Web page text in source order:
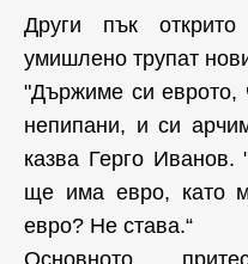
Други пък открито
умишлено трупат
"Държиме си еврото,
непипани, и си
казва Герго Иванов.
ще има евро, като
евро? Не става.“
Основното